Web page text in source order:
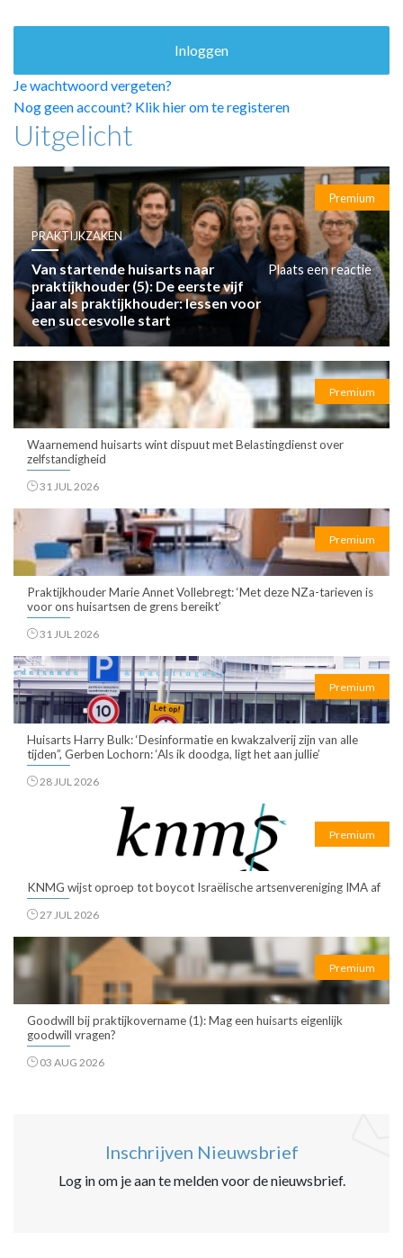
PRAKTIJKZAKEN
TARIEVEN
VPHUISARTSEN
MEDISCHE VAKHANDEL
INLOGGEN
REGISTRATIE
Je wachtwoord vergeten?
Nog geen account? Klik hier om te registeren
Uitgelicht
Premium
PRAKTIJKZAKEN
Van startende huisarts naar
praktijkhouder (5): De eerste vijf
jaar als praktijkhouder: lessen voor
een succesvolle start
Plaats een reactie
Premium
Waarnemend huisarts wint dispuut met Belastingdienst over
zelfstandigheid
31 JUL 2026
Premium
Praktijkhouder Marie Annet Vollebregt: ‘Met deze NZa-tarieven is
voor ons huisartsen de grens bereikt’
31 JUL 2026
Premium
Huisarts Harry Bulk: ‘Desinformatie en kwakzalverij zijn van alle
tijden”, Gerben Lochorn: ‘Als ik doodga, ligt het aan jullie’
28 JUL 2026
Premium
KNMG wijst oproep tot boycot Israëlische artsenvereniging IMA af
27 JUL 2026
Premium
Goodwill bij praktijkovername (1): Mag een huisarts eigenlijk
goodwill vragen?
03 AUG 2026
Inschrijven Nieuwsbrief
Log in om je aan te melden voor de nieuwsbrief.